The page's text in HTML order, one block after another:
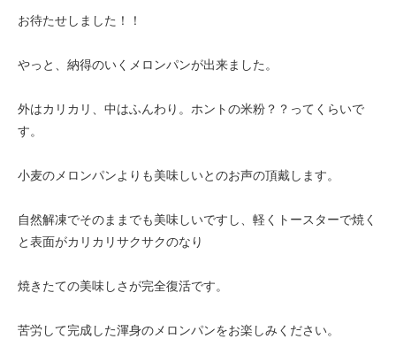
お待たせしました！！
やっと、納得のいくメロンパンが出来ました。
外はカリカリ、中はふんわり。ホントの米粉？？ってくらいで
す。
小麦のメロンパンよりも美味しいとのお声の頂戴します。
自然解凍でそのままでも美味しいですし、軽くトースターで焼く
と表面がカリカリサクサクのなり
焼きたての美味しさが完全復活です。
苦労して完成した渾身のメロンパンをお楽しみください。